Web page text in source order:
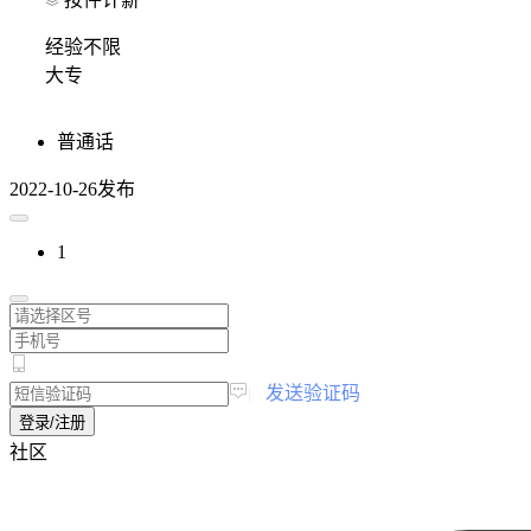
经验不限
大专
普通话
2022-10-26发布
1
发送验证码
登录/注册
社区